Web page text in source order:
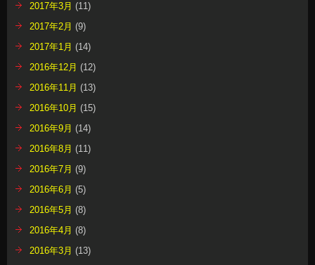
2017年3月 (11)
2017年2月 (9)
2017年1月 (14)
2016年12月 (12)
2016年11月 (13)
2016年10月 (15)
2016年9月 (14)
2016年8月 (11)
2016年7月 (9)
2016年6月 (5)
2016年5月 (8)
2016年4月 (8)
2016年3月 (13)